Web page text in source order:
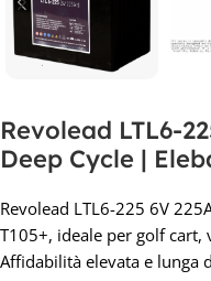
Revolead LTL6-
Deep Cycle |
Revolead LTL6-225 6V
T105+, ideale per golf
Affidabilità elevata e lunga